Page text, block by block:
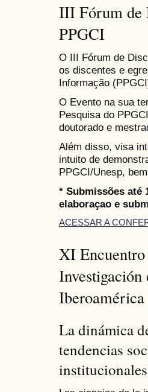
III Fórum de
PPGCI
O III Fórum de
os discentes e
Informação
O Evento na sua
Pesquisa do
doutorado e
Além disso, visa
intuito de
PPGCI/Unesp,
* Submissões até
elaboraçao e
ACESSAR A
XI
La dinámica
tendencias
institucionales